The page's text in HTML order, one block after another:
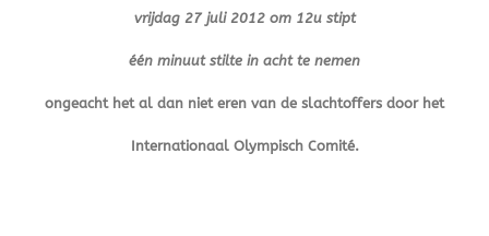
vrijdag 27 juli 2012 om 12u stipt
één minuut stilte in acht te nemen
ongeacht het al dan niet eren van de slachtoffers door het
Internationaal Olympisch Comité.